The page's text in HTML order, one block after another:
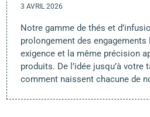
3 AVRIL 2026
Notre gamme de thés et
prolongement des
exigence et la même précision
produits. De l’idée jusqu’à votre
comment naissent chacune de